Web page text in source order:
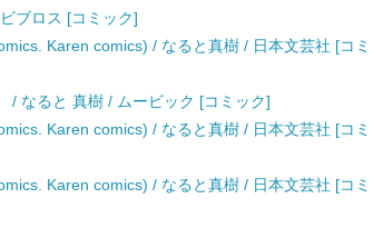
ブロス [コミック]
Karen comics) / なると真樹 / 日本文芸社 [コミ
/ なると 真樹 / ムービック [コミック]
Karen comics) / なると真樹 / 日本文芸社 [コミ
Karen comics) / なると真樹 / 日本文芸社 [コミ